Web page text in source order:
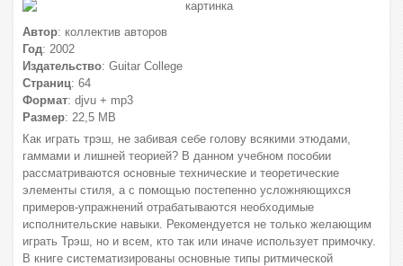
Автор: коллектив авторов
Год: 2002
Издательство: Guitar College
Страниц: 64
Формат: djvu + mp3
Размер: 22,5 МВ
Как играть трэш, не забивая себе голову всякими этюдами,
гаммами и лишней теорией? В данном учебном пособии
рассматриваются основные технические и теоретические
элементы стиля, а с помощью постепенно усложняющихся
примеров-упражнений отрабатываются необходимые
исполнительские навыки. Рекомендуется не только желающим
играть Трэш, но и всем, кто так или иначе использует примочку.
В книге систематизированы основные типы ритмической